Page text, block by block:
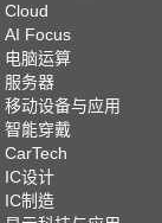
Cloud
AI Focus
电脑运算
服务器
移动设备与应用
智能穿戴
CarTech
IC设计
IC制造